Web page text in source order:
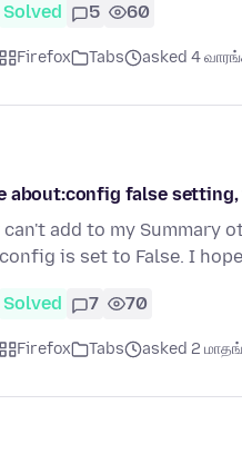
Solved 5 60
Firefox Tabs asked 4
about:config false
add to my Summary
is set to False. I
Solved 7 70
Firefox Tabs asked 2